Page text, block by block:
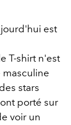
est
T-shirt n'est
stars
porté sur
voir un